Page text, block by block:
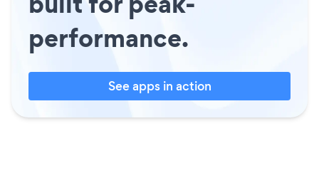
performance.
See apps in action